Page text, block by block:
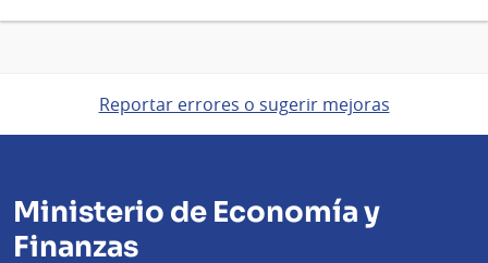
Reportar errores o sugerir mejoras
Ministerio de Economía y
Finanzas